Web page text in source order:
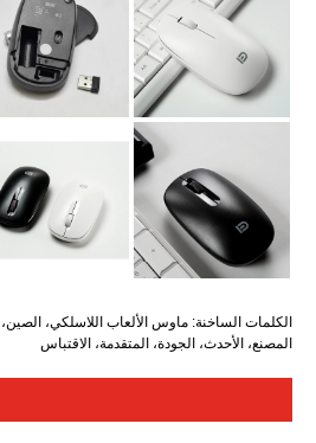
الكلمات الساخنة: ماوس الألعاب اللاسلكي،
المصنع، الأحدث، الجودة، المتقدمة، الاقتباس